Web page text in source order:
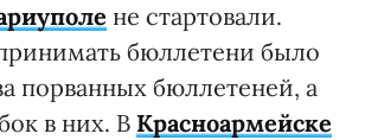
не стартовали.
бюллетени было
порванных бюллетеней, а
в них. В Красноармейске